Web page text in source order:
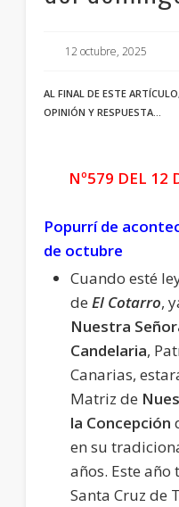
12 octubre, 2025
AL FINAL DE ESTE
OPINIÓN Y RESPUESTA…
Nº579 DEL 12
Popurrí de
de octubre
Cuando esté
de El Cotarro,
Nuestra
Candelaria,
Canarias,
Matriz de
la Concepción
en su
años. Este
Santa Cruz de